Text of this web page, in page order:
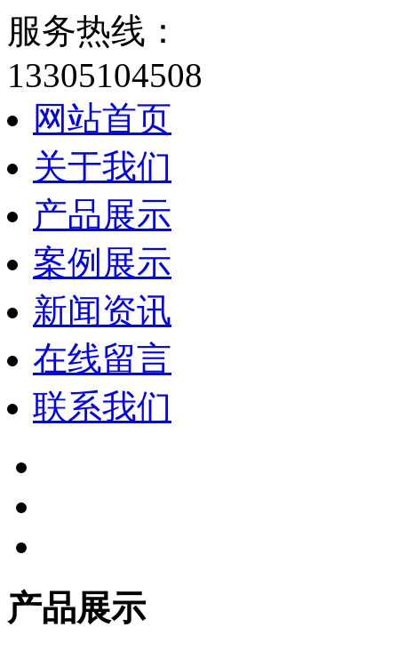
服务热线：
13305104508
网站首页
关于我们
产品展示
案例展示
新闻资讯
在线留言
联系我们
产品展示